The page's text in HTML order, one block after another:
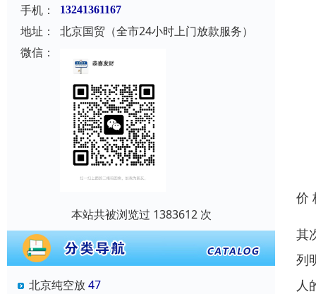
手机：
13241361167
地址：
北京国贸（全市24小时上门放款服务）
微信：
本站共被浏览过 1383612 次
北京纯空放47
价
其
列
人